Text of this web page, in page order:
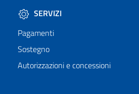
SERVIZI
Pagamenti
Sostegno
Autorizzazioni e concessioni